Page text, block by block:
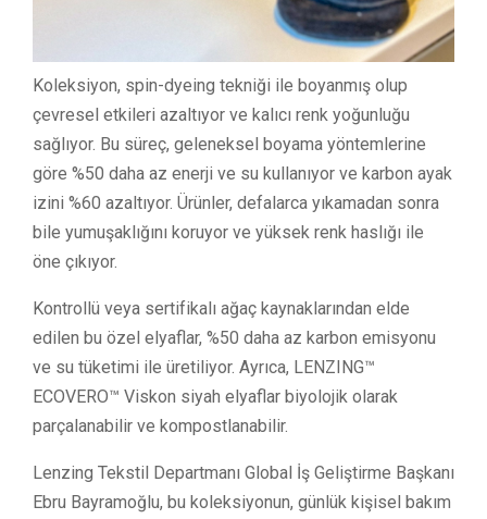
Koleksiyon, spin-dyeing tekniği ile boyanmış olup
çevresel etkileri azaltıyor ve kalıcı renk yoğunluğu
sağlıyor. Bu süreç, geleneksel boyama yöntemlerine
göre %50 daha az enerji ve su kullanıyor ve karbon ayak
izini %60 azaltıyor. Ürünler, defalarca yıkamadan sonra
bile yumuşaklığını koruyor ve yüksek renk haslığı ile
öne çıkıyor.
Kontrollü veya sertifikalı ağaç kaynaklarından elde
edilen bu özel elyaflar, %50 daha az karbon emisyonu
ve su tüketimi ile üretiliyor. Ayrıca, LENZING™
ECOVERO™ Viskon siyah elyaflar biyolojik olarak
parçalanabilir ve kompostlanabilir.
Lenzing Tekstil Departmanı Global İş Geliştirme Başkanı
Ebru Bayramoğlu, bu koleksiyonun, günlük kişisel bakım